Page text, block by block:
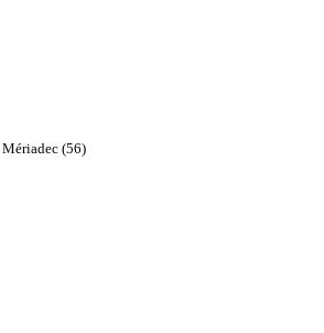
Mériadec (56)